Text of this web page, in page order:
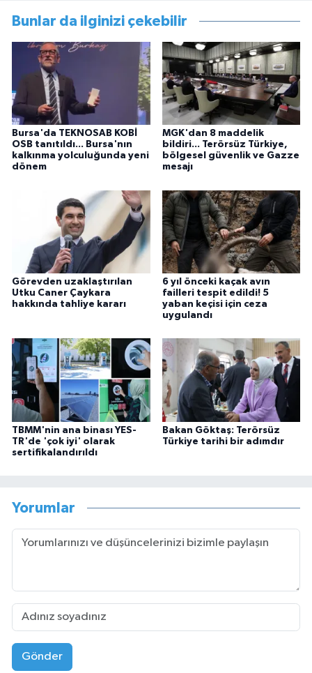
Bunlar da ilginizi çekebilir
Bursa'da TEKNOSAB KOBİ
OSB tanıtıldı... Bursa'nın
kalkınma yolculuğunda yeni
dönem
MGK'dan 8 maddelik
bildiri... Terörsüz Türkiye,
bölgesel güvenlik ve Gazze
mesajı
Görevden uzaklaştırılan
Utku Caner Çaykara
hakkında tahliye kararı
6 yıl önceki kaçak avın
failleri tespit edildi! 5
yaban keçisi için ceza
uygulandı
TBMM'nin ana binası YES-
TR'de 'çok iyi' olarak
sertifikalandırıldı
Bakan Göktaş: Terörsüz
Türkiye tarihi bir adımdır
Yorumlar
Gönder